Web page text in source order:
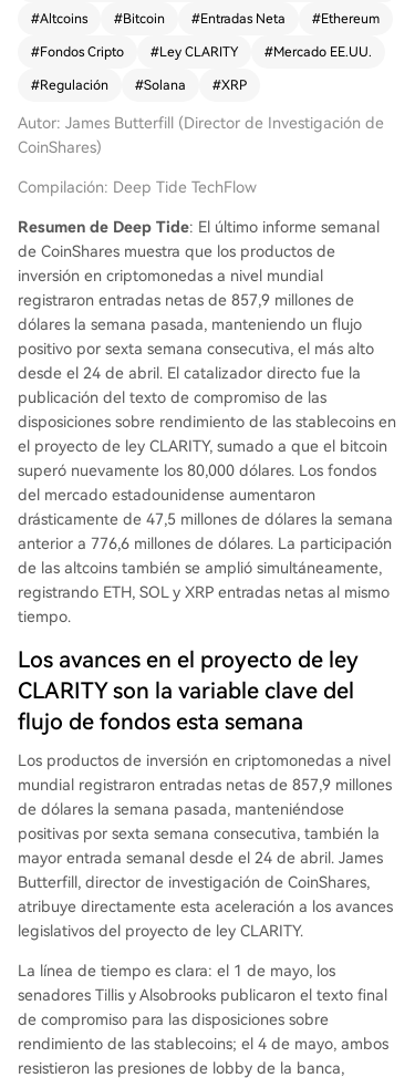
o del proyecto de ley CLARITY, específicamente
la publicación de un texto de compromiso sobre
las disposiciones de ingresos de las stablecoins.
ncima de los 80.000 dólares, impulsó una fuerte
recuperación en Estados Unidos, que concentró
frente a 47,5 millones la semana anterior. Europ
a también mostró participación, con entradas no
tables en Alemania y Suiza. Por activos, los prod
uctos de Bitcoin lideraron con 706,1 millones de
dólares en entradas, mientras que los productos
cortos de Bitcoin experimentaron su mayor salid
a semanal del año, indicando una reducción de
coberturas bajistas. Los altcoins mostraron una r
ecuperación generalizada: Ethereum revirtió sus
salidas previas con entradas de 77,1 millones, So
lana recibió 47,6 millones y XRP, 39,6 millones. Lo
s activos bajo gestión totales ascendieron a 160.
000 millones de dólares.
#Altcoins #Bitcoin #Entradas Neta #Ethereum
#Fondos Cripto #Ley CLARITY #Mercado EE.UU.
#Regulación #Solana #XRP
Autor: James Butterfill (Director de Investigación de
CoinShares)
Compilación: Deep Tide TechFlow
Resumen de Deep Tide: El último informe semanal
de CoinShares muestra que los productos de
inversión en criptomonedas a nivel mundial
registraron entradas netas de 857,9 millones de
dólares la semana pasada, manteniendo un flujo
positivo por sexta semana consecutiva, el más alto
desde el 24 de abril. El catalizador directo fue la
publicación del texto de compromiso de las
disposiciones sobre rendimiento de las stablecoins en
el proyecto de ley CLARITY, sumado a que el bitcoin
superó nuevamente los 80,000 dólares. Los fondos
del mercado estadounidense aumentaron
drásticamente de 47,5 millones de dólares la semana
anterior a 776,6 millones de dólares. La participación
de las altcoins también se amplió simultáneamente,
registrando ETH, SOL y XRP entradas netas al mismo
tiempo.
Los avances en el proyecto de ley
CLARITY son la variable clave del
flujo de fondos esta semana
Los productos de inversión en criptomonedas a nivel
mundial registraron entradas netas de 857,9 millones
de dólares la semana pasada, manteniéndose
positivas por sexta semana consecutiva, también la
mayor entrada semanal desde el 24 de abril. James
Butterfill, director de investigación de CoinShares,
atribuye directamente esta aceleración a los avances
legislativos del proyecto de ley CLARITY.
La línea de tiempo es clara: el 1 de mayo, los
senadores Tillis y Alsobrooks publicaron el texto final
de compromiso para las disposiciones sobre
rendimiento de las stablecoins; el 4 de mayo, ambos
resistieron las presiones de lobby de la banca,